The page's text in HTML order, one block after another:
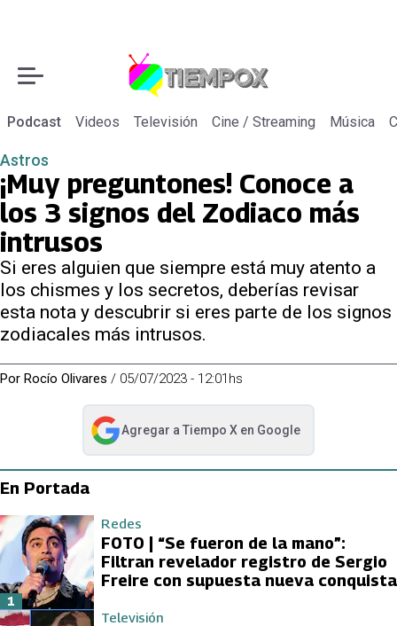
Podcast Videos Televisión Cine / Streaming Música
Astros
¡Muy preguntones! Conoce a
los 3 signos del Zodiaco más
intrusos
Si eres alguien que siempre está muy atento a
los chismes y los secretos, deberías revisar
esta nota y descubrir si eres parte de los signos
zodiacales más intrusos.
Por Rocío Olivares / 05/07/2023 - 12:01hs
Agregar a Tiempo Xen Google
abre en nueva pestaña
En Portada
Redes
FOTO | “Se fueron de la mano”:
Filtran revelador registro de Sergio
Freire con supuesta nueva conquista
1
Televisión